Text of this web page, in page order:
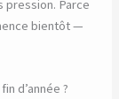
pression. Parce
bientôt —
d’année ?